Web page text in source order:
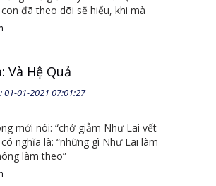
..!
01-01-2021 07:01:56
người đi sai không ai trở lại,
thế giới này là ai dẫn (Thánh
đã theo dõi sẽ hiểu, khi mà
Và Hệ Quả